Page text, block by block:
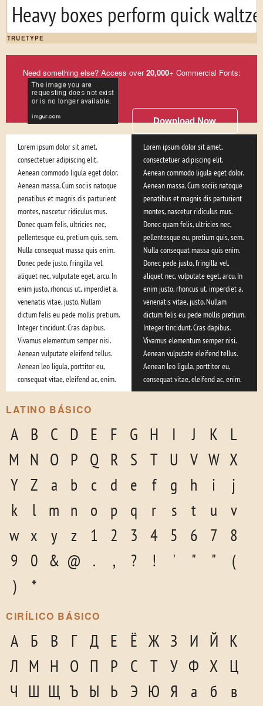
Heavy boxes perform quick
TRUETYPE
Need something else? Access over20,000+ Commercial Fonts:
Download Now
Lorem ipsum dolor sit amet,
consectetuer adipiscing elit.
Aenean commodo ligula eget dolor.
Aenean massa. Cum sociis natoque
penatibus et magnis dis parturient
montes, nascetur ridiculus mus.
Donec quam felis, ultricies nec,
pellentesque eu, pretium quis, sem.
Nulla consequat massa quis enim.
Donec pede justo, fringilla vel,
aliquet nec, vulputate eget, arcu. In
enim justo, rhoncus ut, imperdiet a,
venenatis vitae, justo. Nullam
dictum felis eu pede mollis pretium.
Integer tincidunt. Cras dapibus.
Vivamus elementum semper nisi.
Aenean vulputate eleifend tellus.
Aenean leo ligula, porttitor eu,
consequat vitae, eleifend ac, enim.
Lorem ipsum dolor sit amet,
consectetuer adipiscing elit.
Aenean commodo ligula eget dolor.
Aenean massa. Cum sociis natoque
penatibus et magnis dis parturient
montes, nascetur ridiculus mus.
Donec quam felis, ultricies nec,
pellentesque eu, pretium quis, sem.
Nulla consequat massa quis enim.
Donec pede justo, fringilla vel,
aliquet nec, vulputate eget, arcu. In
enim justo, rhoncus ut, imperdiet a,
venenatis vitae, justo. Nullam
dictum felis eu pede mollis pretium.
Integer tincidunt. Cras dapibus.
Vivamus elementum semper nisi.
Aenean vulputate eleifend tellus.
Aenean leo ligula, porttitor eu,
consequat vitae, eleifend ac, enim.
LATINO BÁSICO
A B C D E F G H I J K
L
M N O P Q R S T U V W X
Y Z a b c d e f g h i
j
k
l m n o p q r s t u
v
w x y z 1 2 3 4 5 6 7
8
9
0 & @ . , ? ! ' " "
(
)
*
CIRÍLICO BÁSICO
А Б В Г Д Е Ё Ж З И Й К
Л М Н О П Р С Т У Ф Х Ц
Ч Ш Щ Ъ Ы Ь Э Ю Я а б
в